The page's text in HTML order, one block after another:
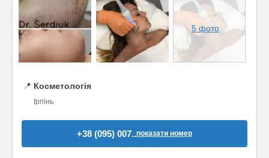
5 фото
📍 Косметологія
Ірпінь
+38 (095) 007..показати номер